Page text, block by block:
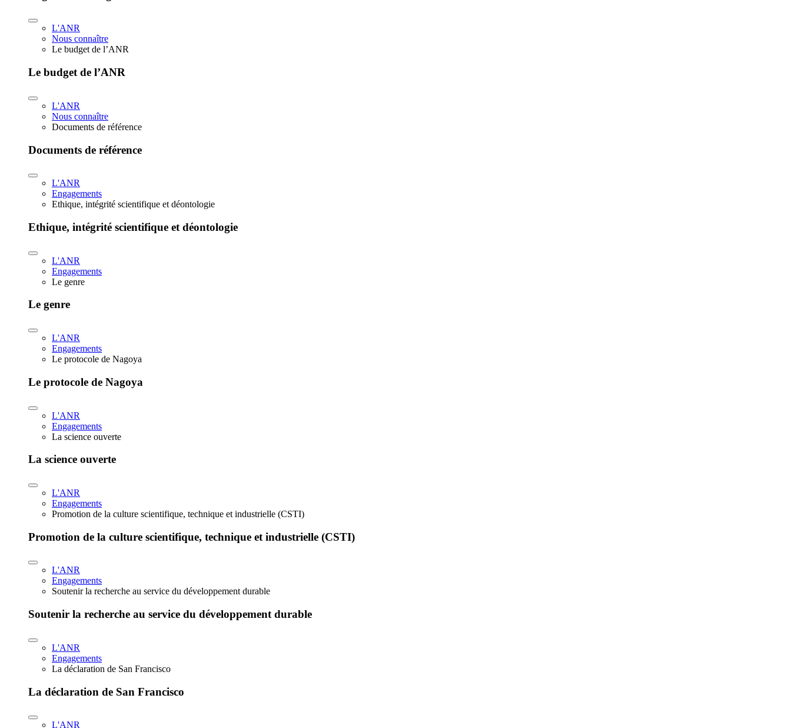
L'ANR
Nous connaître
Le budget de l’ANR
Le budget de l’ANR
L'ANR
Nous connaître
Documents de référence
Documents de référence
L'ANR
Engagements
Ethique, intégrité scientifique et déontologie
Ethique, intégrité scientifique et déontologie
L'ANR
Engagements
Le genre
Le genre
L'ANR
Engagements
Le protocole de Nagoya
Le protocole de Nagoya
L'ANR
Engagements
La science ouverte
La science ouverte
L'ANR
Engagements
Promotion de la culture scientifique, technique et industrielle (CSTI)
Promotion de la culture scientifique, technique et industrielle (CSTI)
L'ANR
Engagements
Soutenir la recherche au service du développement durable
Soutenir la recherche au service du développement durable
L'ANR
Engagements
La déclaration de San Francisco
La déclaration de San Francisco
L'ANR